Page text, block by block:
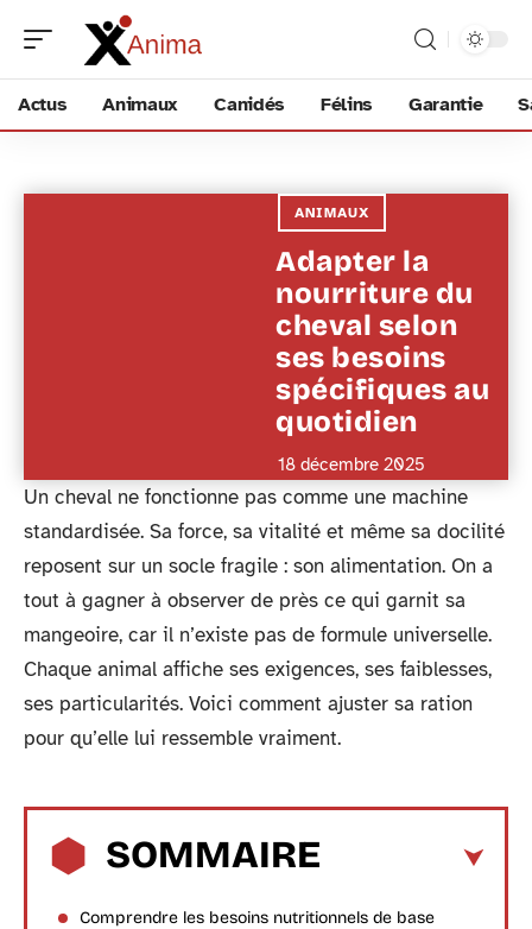
Actus Animaux Canidés Félins Garantie
ANIMAUX
Adapter la
nourriture du
cheval selon
ses besoins
spécifiques au
quotidien
18 décembre 2025
Un cheval ne fonctionne pas comme une machine
standardisée. Sa force, sa vitalité et même sa docilité
reposent sur un socle fragile : son alimentation. On a
tout à gagner à observer de près ce qui garnit sa
mangeoire, car il n’existe pas de formule universelle.
Chaque animal affiche ses exigences, ses faiblesses,
ses particularités. Voici comment ajuster sa ration
pour qu’elle lui ressemble vraiment.
SOMMAIRE
Comprendre les besoins nutritionnels de base